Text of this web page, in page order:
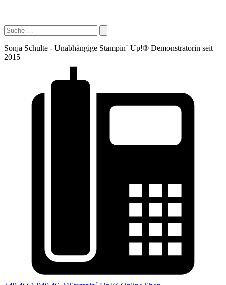
Sonja Schulte - Unabhängige Stampin´ Up!® Demonstratorin seit
2015